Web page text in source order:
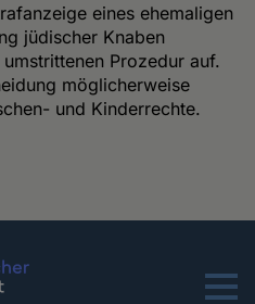
eines ehemaligen
jüdischer Knaben
Prozedur auf.
möglicherweise
und Kinderrechte.
Menu